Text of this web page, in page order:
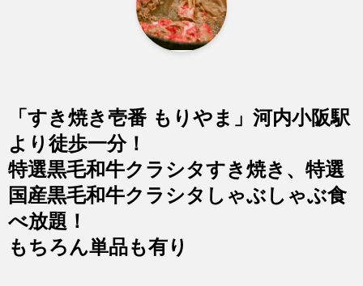
「すき焼き壱番 もりやま」河内小阪駅
より徒歩一分！
特選黒毛和牛クラシタすき焼き、特選
国産黒毛和牛クラシタしゃぶしゃぶ食
べ放題！
もちろん単品も有り